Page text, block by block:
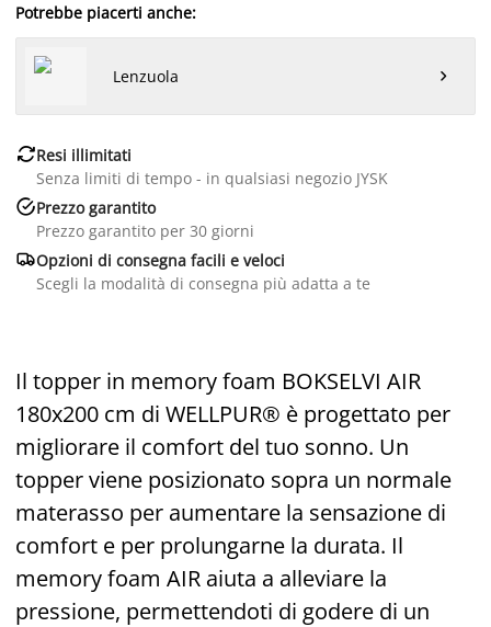
Potrebbe piacerti anche:
Lenzuola 
Resi illimitati
Senza limiti di tempo - in qualsiasi negozio JYSK
Prezzo garantito
Prezzo garantito per 30 giorni
Opzioni di consegna facili e veloci
Scegli la modalità di consegna più adatta a te
Il topper in memory foam BOKSELVI AIR
180x200 cm di WELLPUR® è progettato per
migliorare il comfort del tuo sonno. Un
topper viene posizionato sopra un normale
materasso per aumentare la sensazione di
comfort e per prolungarne la durata. Il
memory foam AIR aiuta a alleviare la
pressione, permettendoti di godere di un